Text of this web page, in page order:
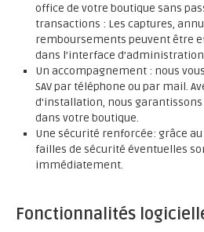
office de votre boutique sans
transactions : Les captures,
remboursements peuvent être
dans l’interface
Un accompagnement : nous
SAV par téléphone ou par mail.
d'installation, nous
dans votre boutique.
Une sécurité renforcée: grâce au
failles de sécurité éventuelles
immédiatement.
Fonctionnalités